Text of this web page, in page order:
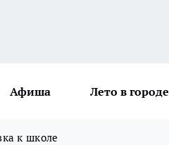
Афиша Лето в городе
к школе